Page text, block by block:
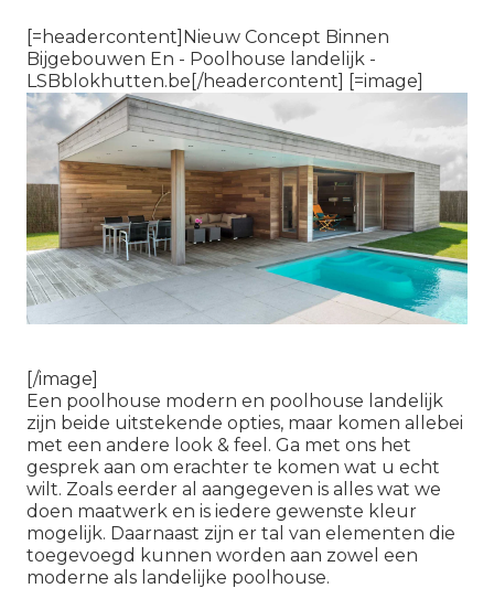
[=headercontent]Nieuw Concept Binnen
Bijgebouwen En - Poolhouse landelijk -
LSBblokhutten.be[/headercontent] [=image]
[/image]
Een poolhouse modern en poolhouse landelijk
zijn beide uitstekende opties, maar komen allebei
met een andere look & feel. Ga met ons het
gesprek aan om erachter te komen wat u echt
wilt. Zoals eerder al aangegeven is alles wat we
doen maatwerk en is iedere gewenste kleur
mogelijk. Daarnaast zijn er tal van elementen die
toegevoegd kunnen worden aan zowel een
moderne als landelijke poolhouse.